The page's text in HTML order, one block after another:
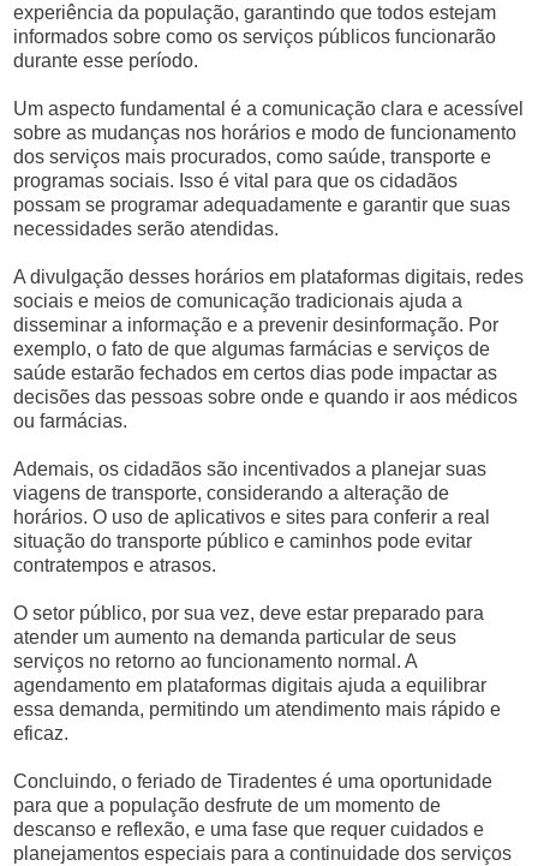
experiência da população, garantindo que todos estejam
informados sobre como os serviços públicos funcionarão
durante esse período.
Um aspecto fundamental é a comunicação clara e acessível
sobre as mudanças nos horários e modo de funcionamento
dos serviços mais procurados, como saúde, transporte e
programas sociais. Isso é vital para que os cidadãos
possam se programar adequadamente e garantir que suas
necessidades serão atendidas.
A divulgação desses horários em plataformas digitais, redes
sociais e meios de comunicação tradicionais ajuda a
disseminar a informação e a prevenir desinformação. Por
exemplo, o fato de que algumas farmácias e serviços de
saúde estarão fechados em certos dias pode impactar as
decisões das pessoas sobre onde e quando ir aos médicos
ou farmácias.
Ademais, os cidadãos são incentivados a planejar suas
viagens de transporte, considerando a alteração de
horários. O uso de aplicativos e sites para conferir a real
situação do transporte público e caminhos pode evitar
contratempos e atrasos.
O setor público, por sua vez, deve estar preparado para
atender um aumento na demanda particular de seus
serviços no retorno ao funcionamento normal. A
agendamento em plataformas digitais ajuda a equilibrar
essa demanda, permitindo um atendimento mais rápido e
eficaz.
Concluindo, o feriado de Tiradentes é uma oportunidade
para que a população desfrute de um momento de
descanso e reflexão, e uma fase que requer cuidados e
planejamentos especiais para a continuidade dos serviços